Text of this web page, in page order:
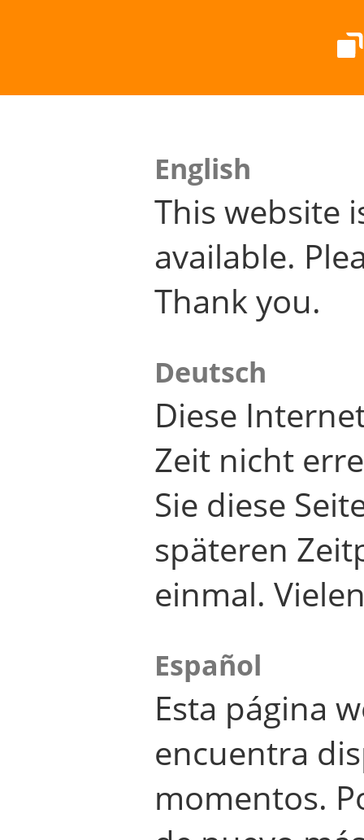
English
This website
available.
Thank you.
Deutsch
Diese
Zeit nicht
Sie diese
späteren
einmal.
Español
Esta página
encuentra
momentos.